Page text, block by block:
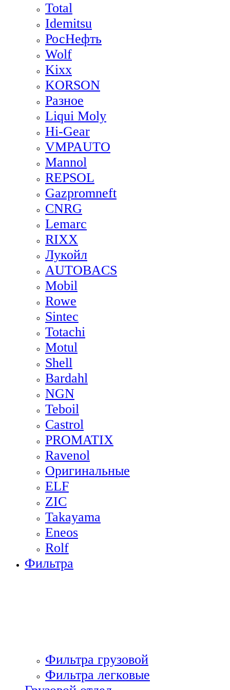
Total
Idemitsu
РосНефть
Wolf
Kixx
KORSON
Разное
Liqui Moly
Hi-Gear
VMPAUTO
Mannol
REPSOL
Gazpromneft
CNRG
Lemarc
RIXX
Лукойл
AUTOBACS
Mobil
Rowe
Sintec
Totachi
Motul
Shell
Bardahl
NGN
Teboil
Castrol
PROMATIX
Ravenol
Оригинальные
ELF
ZIC
Takayama
Eneos
Rolf
Фильтра
Фильтра грузовой
Фильтра легковые